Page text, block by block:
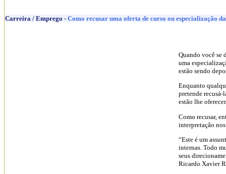
Carreira / Emprego - Como recusar uma oferta de curso ou especialização
Quando você se
uma
estão sendo
Enquanto
pretende recusá-
estão lhe
Como recusar,
interpretação
“Este é um
internas. Todo
seus
Ricardo Xavier